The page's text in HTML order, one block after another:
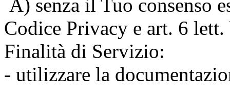
A) senza il Tuo consenso
Codice Privacy e art. 6
Finalità di Servizio:
- utilizzare la